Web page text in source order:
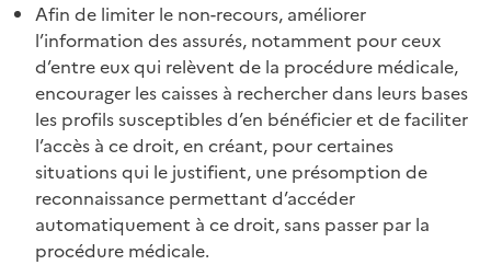
Afin de limiter le non-recours, améliorer
l’information des assurés, notamment pour ceux
d’entre eux qui relèvent de la procédure médicale,
encourager les caisses à rechercher dans leurs bases
les profils susceptibles d’en bénéficier et de faciliter
l’accès à ce droit, en créant, pour certaines
situations qui le justifient, une présomption de
reconnaissance permettant d’accéder
automatiquement à ce droit, sans passer par la
procédure médicale.